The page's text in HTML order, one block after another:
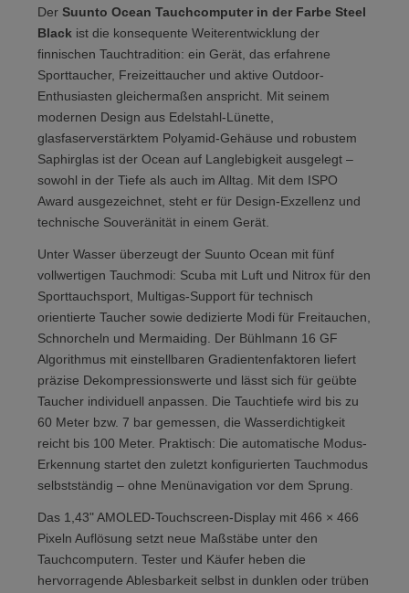
Der Suunto Ocean Tauchcomputer in der Farbe Steel
Black ist die konsequente Weiterentwicklung der
finnischen Tauchtradition: ein Gerät, das erfahrene
Sporttaucher, Freizeittaucher und aktive Outdoor-
Enthusiasten gleichermaßen anspricht. Mit seinem
modernen Design aus Edelstahl-Lünette,
glasfaserverstärktem Polyamid-Gehäuse und robustem
Saphirglas ist der Ocean auf Langlebigkeit ausgelegt –
sowohl in der Tiefe als auch im Alltag. Mit dem ISPO
Award ausgezeichnet, steht er für Design-Exzellenz und
technische Souveränität in einem Gerät.
Unter Wasser überzeugt der Suunto Ocean mit fünf
vollwertigen Tauchmodi: Scuba mit Luft und Nitrox für den
Sporttauchsport, Multigas-Support für technisch
orientierte Taucher sowie dedizierte Modi für Freitauchen,
Schnorcheln und Mermaiding. Der Bühlmann 16 GF
Algorithmus mit einstellbaren Gradientenfaktoren liefert
präzise Dekompressionswerte und lässt sich für geübte
Taucher individuell anpassen. Die Tauchtiefe wird bis zu
60 Meter bzw. 7 bar gemessen, die Wasserdichtigkeit
reicht bis 100 Meter. Praktisch: Die automatische Modus-
Erkennung startet den zuletzt konfigurierten Tauchmodus
selbstständig – ohne Menünavigation vor dem Sprung.
Das 1,43" AMOLED-Touchscreen-Display mit 466 × 466
Pixeln Auflösung setzt neue Maßstäbe unter den
Tauchcomputern. Tester und Käufer heben die
hervorragende Ablesbarkeit selbst in dunklen oder trüben